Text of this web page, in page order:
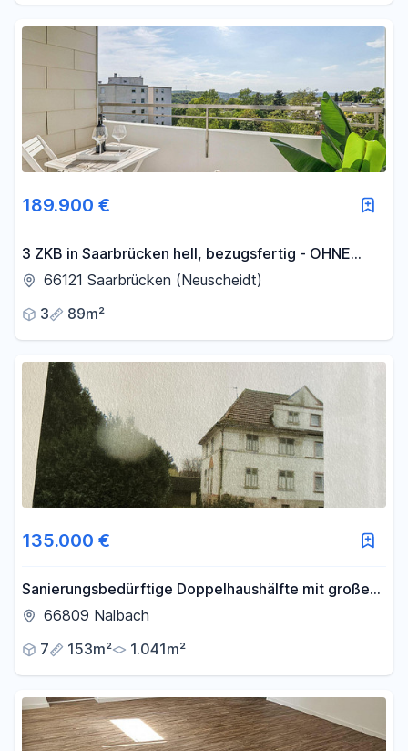
189.900 €
3 ZKB in Saarbrücken hell, bezugsfertig - OHNE
Maklerprovision
66121 Saarbrücken (Neuscheidt)
3
89m²
135.000 €
Sanierungsbedürftige Doppelhaushälfte mit großer
Gartenfläche und Garage
66809 Nalbach
7
153m² 1.041m²